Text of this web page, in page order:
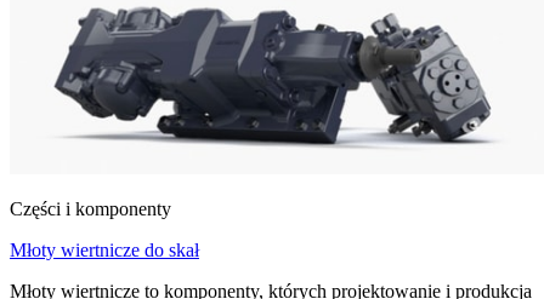
Części i komponenty
Młoty wiertnicze do skał
Młoty wiertnicze to komponenty, których projektowanie i produkcja